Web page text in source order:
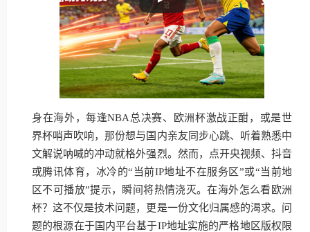
身在海外，每逢NBA总决赛、欧洲杯激战正酣，或是世
界杯哨声吹响，那份想与国内亲友同步心跳、听着熟悉中
文解说呐喊的冲动就格外强烈。然而，点开央视频、抖音
或腾讯体育，冰冷的“当前IP地址不在服务区”或“当前地
区不可播放”提示，瞬间将热情浇灭。在海外怎么看欧洲
杯？这不仅是技术问题，更是一份文化归属感的渴求。问
题的根源在于国内平台基于IP地址实施的严格地区版权限